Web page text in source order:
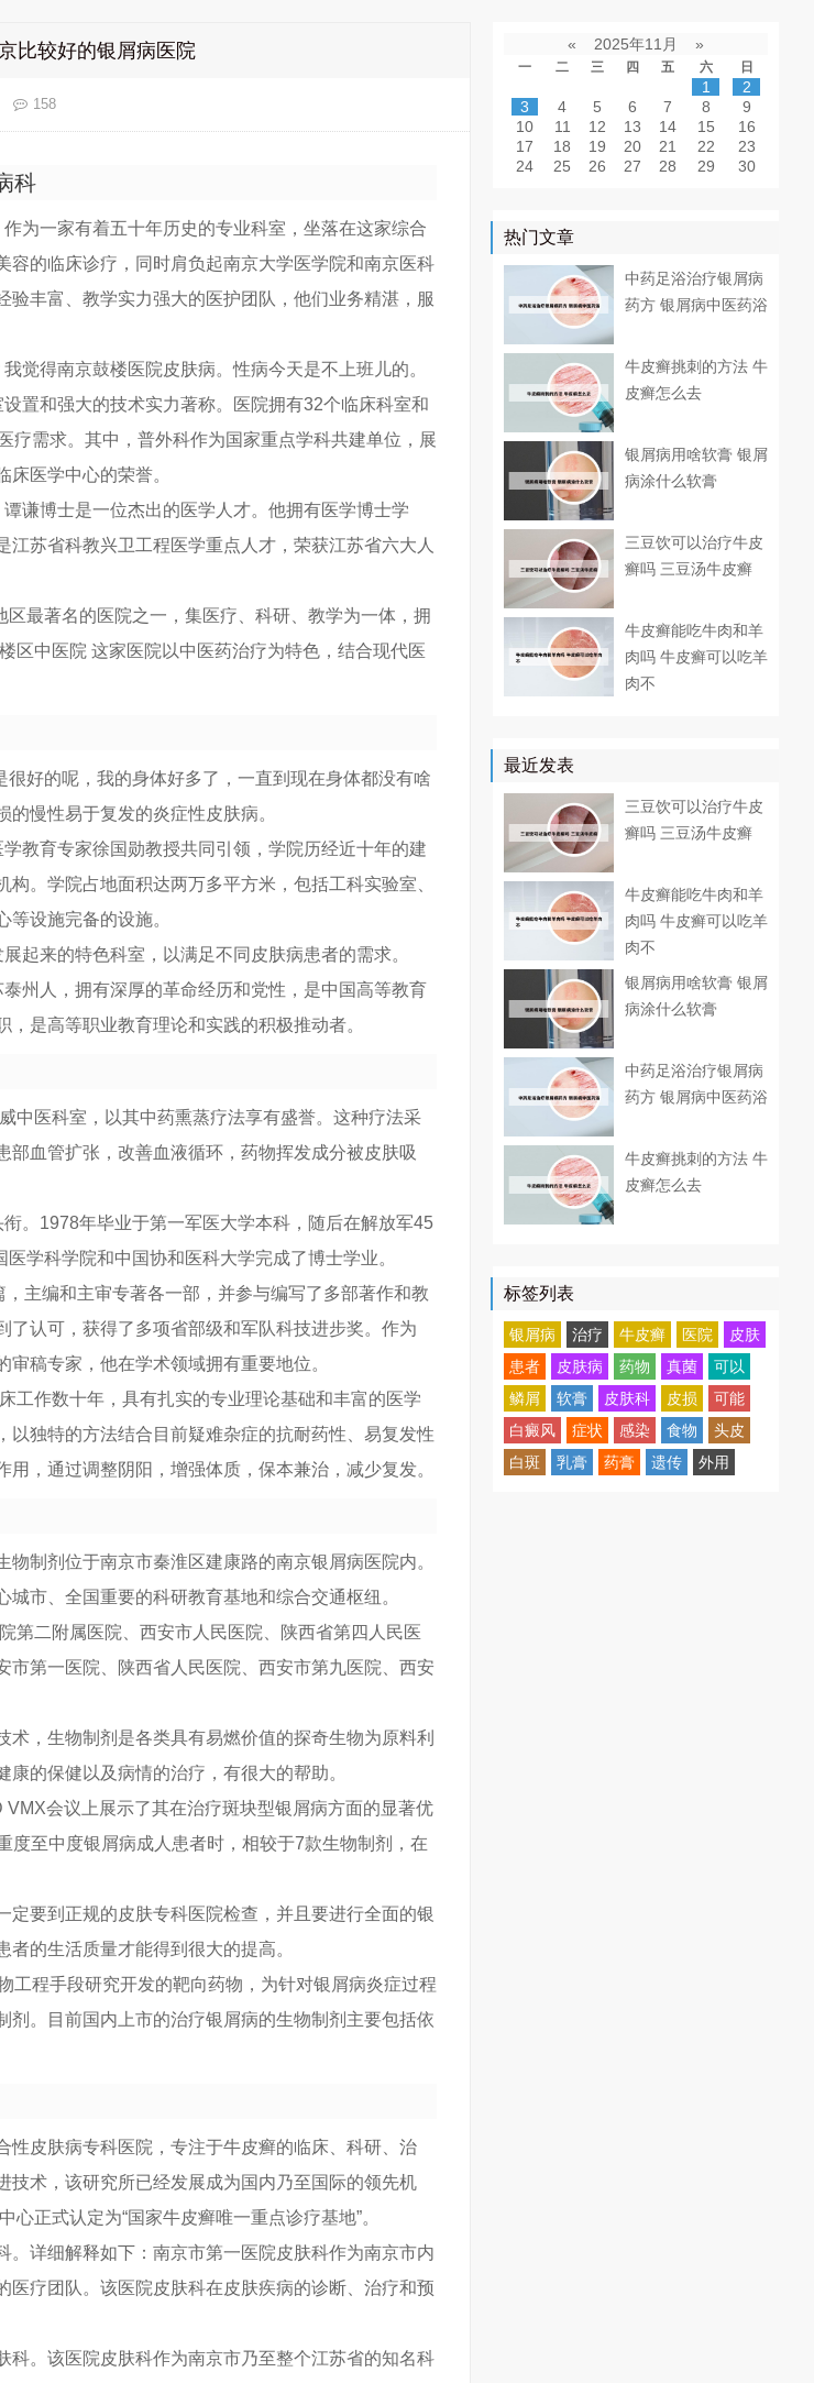
比较好的银屑病医院
158
科
为一家有着五十年历史的专业科室，坐落在这家综合
的临床诊疗，同时肩负起南京大学医学院和南京医科
丰富、教学实力强大的医护团队，他们业务精湛，服
觉得南京鼓楼医院皮肤病。性病今天是不上班儿的。
置和强大的技术实力著称。医院拥有32个临床科室和
疗需求。其中，普外科作为国家重点学科共建单位，展
医学中心的荣誉。
谦博士是一位杰出的医学人才。他拥有医学博士学
苏省科教兴卫工程医学重点人才，荣获江苏省六大人
最著名的医院之一，集医疗、科研、教学为一体，拥
区中医院 这家医院以中医药治疗为特色，结合现代医
好的呢，我的身体好多了，一直到现在身体都没有啥
慢性易于复发的炎症性皮肤病。
教育专家徐国勋教授共同引领，学院历经近十年的建
。学院占地面积达两万多平方米，包括工科实验室、
设施完备的设施。
起来的特色科室，以满足不同皮肤病患者的需求。
州人，拥有深厚的革命经历和党性，是中国高等教育
是高等职业教育理论和实践的积极推动者。
中医科室，以其中药熏蒸疗法享有盛誉。这种疗法采
血管扩张，改善血液循环，药物挥发成分被皮肤吸
。1978年毕业于第一军医大学本科，随后在解放军45
学科学院和中国协和医科大学完成了博士学业。
主编和主审专著各一部，并参与编写了多部著作和教
认可，获得了多项省部级和军队科技进步奖。作为
审稿专家，他在学术领域拥有重要地位。
工作数十年，具有扎实的专业理论基础和丰富的医学
独特的方法结合目前疑难杂症的抗耐药性、易复发性
，通过调整阴阳，增强体质，保本兼治，减少复发。
制剂位于南京市秦淮区建康路的南京银屑病医院内。
市、全国重要的科研教育基地和综合交通枢纽。
第二附属医院、西安市人民医院、陕西省第四人民医
市第一医院、陕西省人民医院、西安市第九医院、西安
，生物制剂是各类具有易燃价值的探奇生物为原料利
的保健以及病情的治疗，有很大的帮助。
会议上展示了其在治疗斑块型银屑病方面的显著优
度至中度银屑病成人患者时，相较于7款生物制剂，在
定要到正规的皮肤专科医院检查，并且要进行全面的银
的生活质量才能得到很大的提高。
工程手段研究开发的靶向药物，为针对银屑病炎症过程
。目前国内上市的治疗银屑病的生物制剂主要包括依
皮肤病专科医院，专注于牛皮癣的临床、科研、治
术，该研究所已经发展成为国内乃至国际的领先机
正式认定为“国家牛皮癣唯一重点诊疗基地”。
详细解释如下：南京市第一医院皮肤科作为南京市内
疗团队。该医院皮肤科在皮肤疾病的诊断、治疗和预
。该医院皮肤科作为南京市乃至整个江苏省的知名科
« 2025年11月 »
一 二 三 四 五 六 日
1
2
3
4 5 6 7 8
9
10
11 12 13 14 15
16
17
18 19 20 21 22
23
24
25 26 27 28 29 30
热门文章
中药足浴治疗银屑病
药方 银屑病中医药浴
牛皮癣挑刺的方法 牛
皮癣怎么去
银屑病用啥软膏 银屑
病涂什么软膏
三豆饮可以治疗牛皮
癣吗 三豆汤牛皮癣
牛皮癣能吃牛肉和羊
肉吗 牛皮癣可以吃羊
肉不
最近发表
三豆饮可以治疗牛皮
癣吗 三豆汤牛皮癣
牛皮癣能吃牛肉和羊
肉吗 牛皮癣可以吃羊
肉不
银屑病用啥软膏 银屑
病涂什么软膏
中药足浴治疗银屑病
药方 银屑病中医药浴
牛皮癣挑刺的方法 牛
皮癣怎么去
标签列表
银屑病 治疗 牛皮癣 医院
皮肤
患者
皮肤病 药物 真菌
可以
鳞屑
软膏 皮肤科 皮损
可能
白癜风
症状 感染 食物
头皮
白斑
乳膏 药膏 遗传 外用